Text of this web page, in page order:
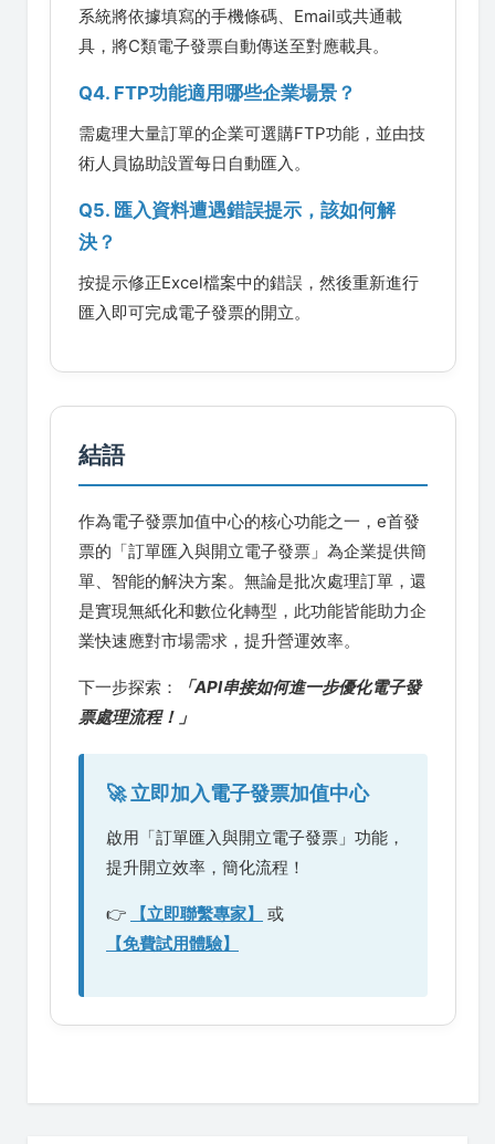
系統將依據填寫的手機條碼、Email或共通載
具，將C類電子發票自動傳送至對應載具。
Q4. FTP功能適用哪些企業場景？
需處理大量訂單的企業可選購FTP功能，並由技
術人員協助設置每日自動匯入。
Q5. 匯入資料遭遇錯誤提示，該如何解
決？
按提示修正Excel檔案中的錯誤，然後重新進行
匯入即可完成電子發票的開立。
結語
作為電子發票加值中心的核心功能之一，e首發
票的「訂單匯入與開立電子發票」為企業提供簡
單、智能的解決方案。無論是批次處理訂單，還
是實現無紙化和數位化轉型，此功能皆能助力企
業快速應對市場需求，提升營運效率。
下一步探索：
「API串接如何進一步優化電子發
票處理流程！」
🚀 立即加入電子發票加值中心
啟用「訂單匯入與開立電子發票」功能，
提升開立效率，簡化流程！
👉 【立即聯繫專家】
或
【免費試用體驗】